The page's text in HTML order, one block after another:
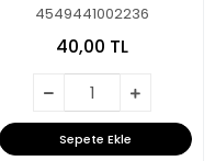
4549441002236
40,00 TL
Sepete Ekle